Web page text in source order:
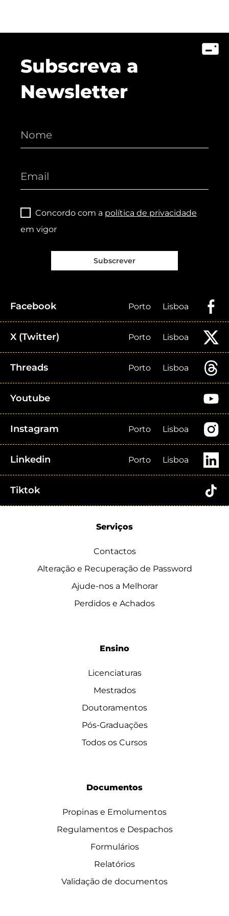
Subscreva a
Newsletter
Concordo com a política de privacidade
em vigor
Subscrever
Facebook Porto Lisboa
X (Twitter) Porto Lisboa
Threads Porto Lisboa
Youtube
Instagram Porto Lisboa
Linkedin Porto Lisboa
Tiktok
Serviços
Contactos
Alteração e Recuperação de Password
Ajude-nos a Melhorar
Perdidos e Achados
Ensino
Licenciaturas
Mestrados
Doutoramentos
Pós-Graduações
Todos os Cursos
Documentos
Propinas e Emolumentos
Regulamentos e Despachos
Formulários
Relatórios
Validação de documentos